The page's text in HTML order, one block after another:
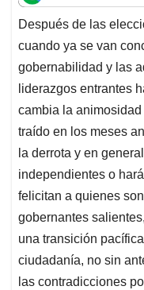
t
s
A
p
p
e
b
o
o
k
k
e
d
I
n
Después de las
cuando ya se van
gobernabilidad y las
liderazgos entrantes
cambia la
traído en los meses
la derrota y en
independientes o
felicitan a quienes
gobernantes
una transición
ciudadanía, no sin
las contradicciones